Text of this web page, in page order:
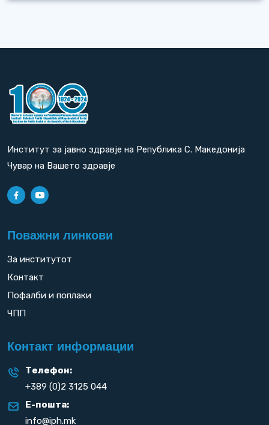
Институт за јавно здравје на Република С. Македонија
Чувар на Вашето здравје
Поважни линкови
За институтот
Контакт
Пофалби и поплаки
ЧПП
Контакт информации
Телефон:
+389 (0)2 3125 044
Е-пошта:
info@iph.mk